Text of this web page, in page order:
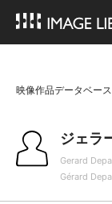
映像作品データベー
ジェラ
Gerard
Gérard